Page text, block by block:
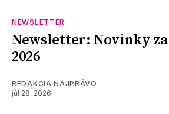
NEWSLETTER
Newsletter: Novinky
2026
REDAKCIA NAJPRÁVO
júl 28, 2026